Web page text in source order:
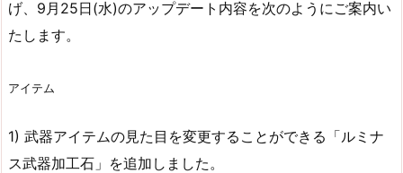
げ、9月25日(水)のアップデート内容を次のようにご案内い
たします。
アイテム
1) 武器アイテムの見た目を変更することができる「ルミナ
ス武器加工石」を追加しました。